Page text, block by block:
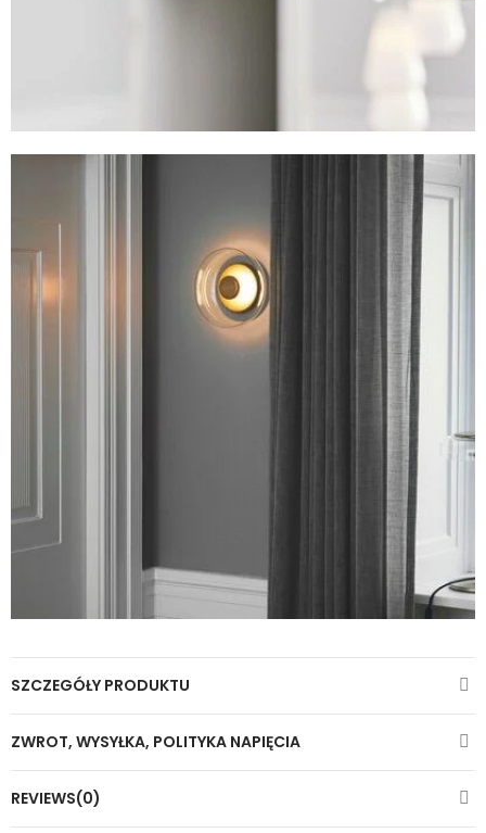
SZCZEGÓŁY PRODUKTU
ZWROT, WYSYŁKA, POLITYKA NAPIĘCIA
REVIEWS(0)